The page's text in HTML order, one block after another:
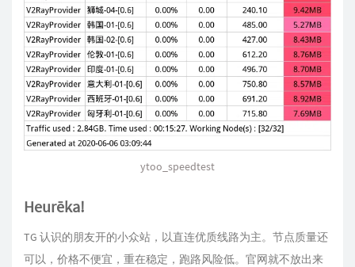
ytoo_speedtest
Heurēka!
TG 认识的朋友开的小众站，以直连优质线路为主。节点质量还
可以，价格不便宜，重在稳定，跑路风险低。官网就不放出来